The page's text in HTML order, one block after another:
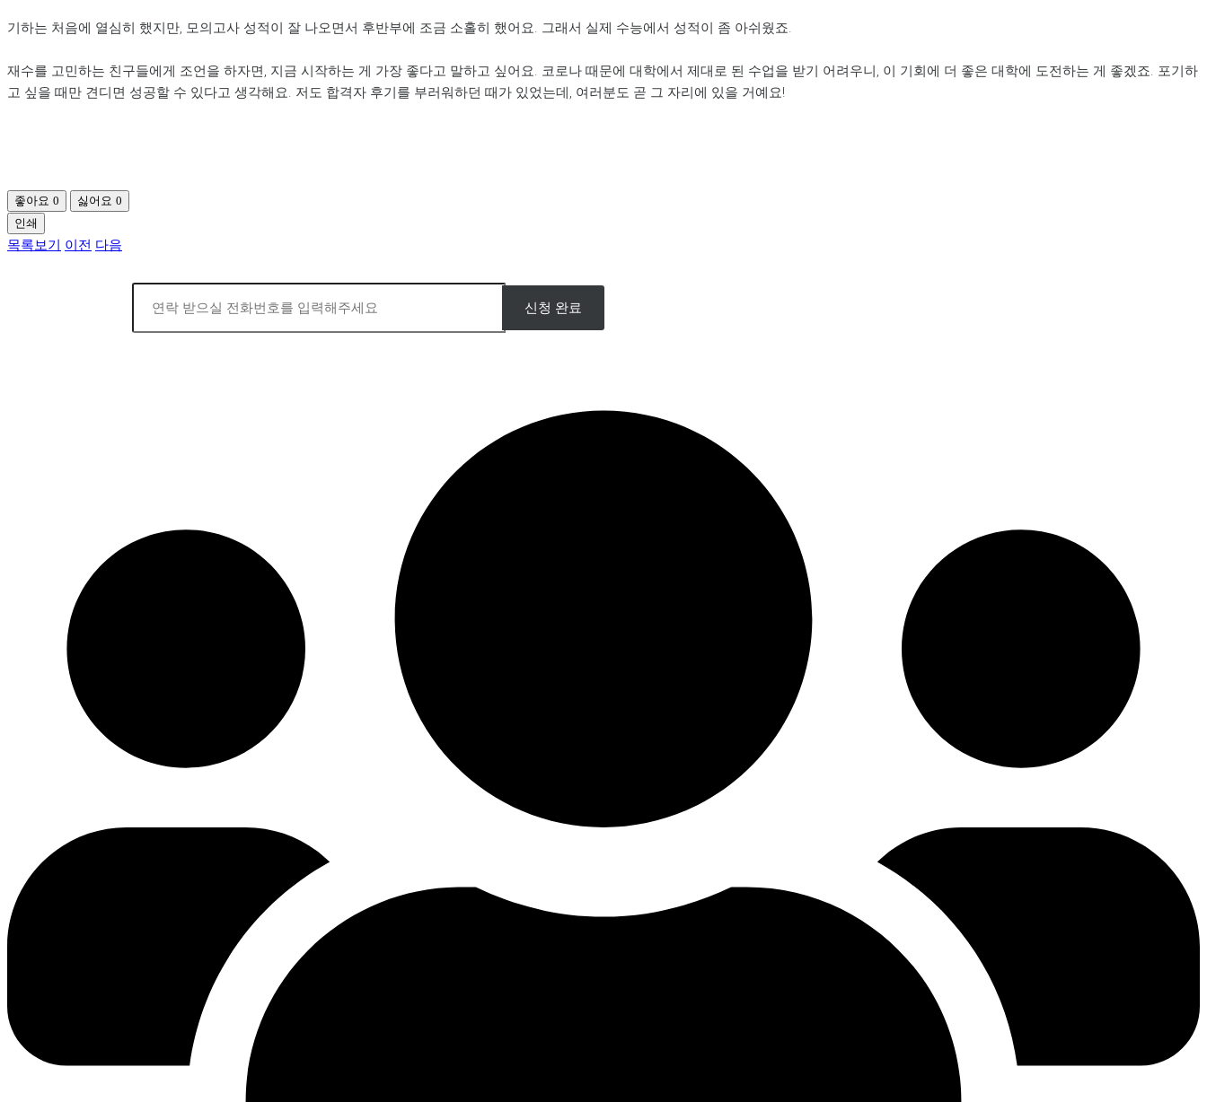
기하는 처음에 열심히 했지만, 모의고사 성적이 잘 나오면서 후반부에 조금 소홀히 했어요. 그래서 실제 수능에서 성적이 좀 아쉬웠죠.
재수를 고민하는 친구들에게 조언을 하자면, 지금 시작하는 게 가장 좋다고 말하고 싶어요. 코로나 때문에 대학에서 제대로 된 수업을 받기 어려우니, 이 기회에 더 좋은 대학에 도전하는 게 좋겠죠. 포기하
고 싶을 때만 견디면 성공할 수 있다고 생각해요. 저도 합격자 후기를 부러워하던 때가 있었는데, 여러분도 곧 그 자리에 있을 거예요!
좋아요 0 싫어요 0
인쇄
목록보기 이전 다음